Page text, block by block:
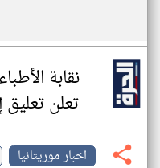
نقابة
تعلن تعليق
اخبار موريتانيا